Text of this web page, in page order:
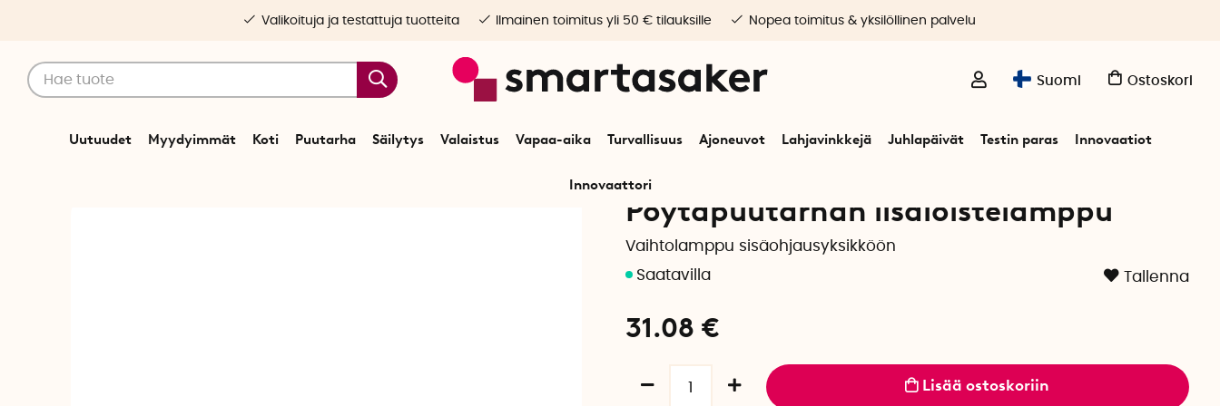
Suomi Ostoskori
Uutuudet Myydyimmät Koti Puutarha Säilytys Valaistus Vapaa-aika Turvallisuus Ajoneuvot Lahjavinkkejä Juhlapäivät Testin paras Innovaatiot
Innovaattori
Valikoituja ja testattuja tuotteita Ilmainen toimitus yli 50 € tilauksille Nopea toimitus & yksilöllinen palvelu
Pöytäpuutarhan lisäloistelamppu
Vaihtolamppu sisäohjausyksikköön
Tallenna
31.08 €
Lisää ostoskoriin